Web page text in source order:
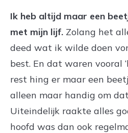
Ik heb altijd maar een
met mijn lijf. Zolang het
deed wat ik wilde doen
best. En dat waren vooral
rest hing er maar een
alleen maar handig om
Uiteindelijk raakte alles
hoofd was dan ook